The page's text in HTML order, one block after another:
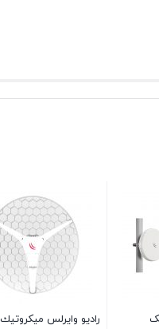
رادیو وایرلس میكروتیك